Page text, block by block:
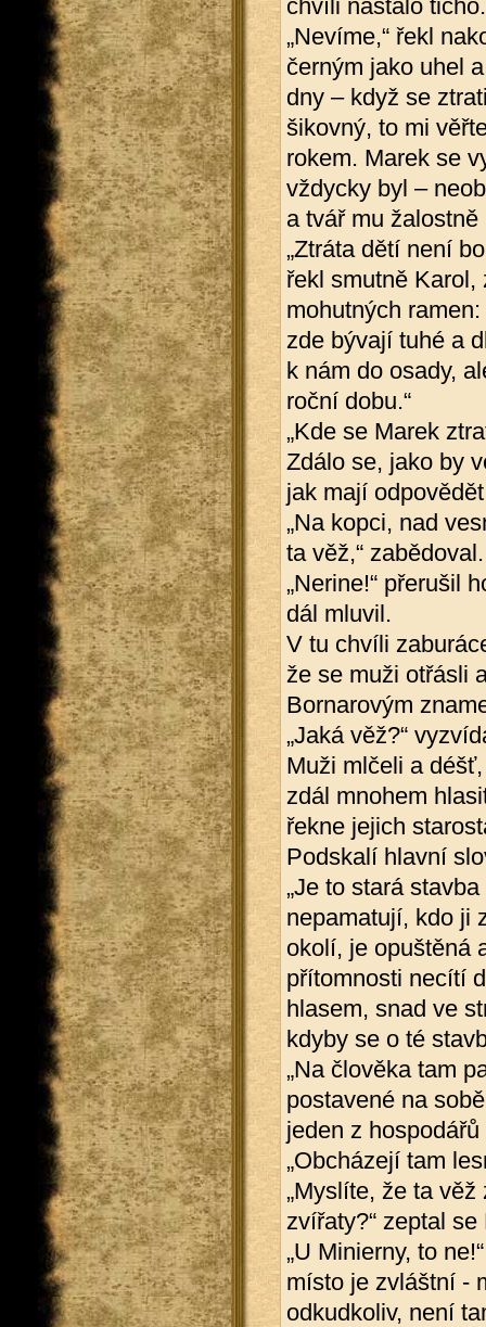
chvíli nastalo ticho.
„Nevíme,“ řekl
černým jako uhel
dny – když se
šikovný, to mi
rokem. Marek se
vždycky byl –
a tvář mu
„Ztráta dětí není
řekl smutně Karol,
mohutných
zde bývají tuhé a
k nám do osady,
roční dobu.“
„Kde se Marek
Zdálo se, jako by
jak mají
„Na kopci, nad
ta věž,“ zabědoval.
„Nerine!“ přerušil
dál mluvil.
V tu chvíli
že se muži otřásli
Bornarovým
„Jaká věž?“
Muži mlčeli a
zdál mnohem
řekne jejich
Podskalí hlavní
„Je to stará
nepamatují, kdo ji
okolí, je opuštěná
přítomnosti necítí
hlasem, snad ve
kdyby se o té
„Na člověka tam
postavené na
jeden z
„Obcházejí tam
„Myslíte, že ta
zvířaty?“ zeptal se
„U Minierny, to
místo je zvláštní -
odkudkoliv, není